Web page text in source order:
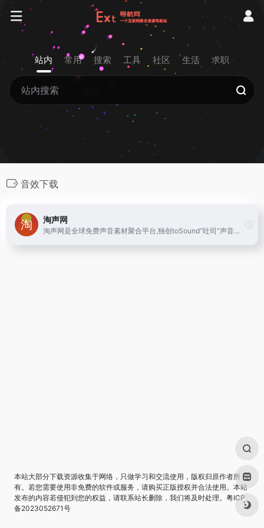
站内 常用 搜索 工具 社区 生活 求职
音效下载
淘声网
淘声网是全球免费声音素材聚合平台,独创toSound“吐司”声音搜索引擎,搭配AudioDown智能下载方案,游戏音效,影视配乐,实地录音,节奏音源,音乐样本,海量音频素材一键获取,免费个人/商业使用许可授权。
本站大部分下载资源收集于网络，只做学习和交流使用，版权归原作者所
有。若您需要使用非免费的软件或服务，请购买正版授权并合法使用。本站
发布的内容若侵犯到您的权益，请联系站长删除，我们将及时处理。 粤ICP
备2023052671号